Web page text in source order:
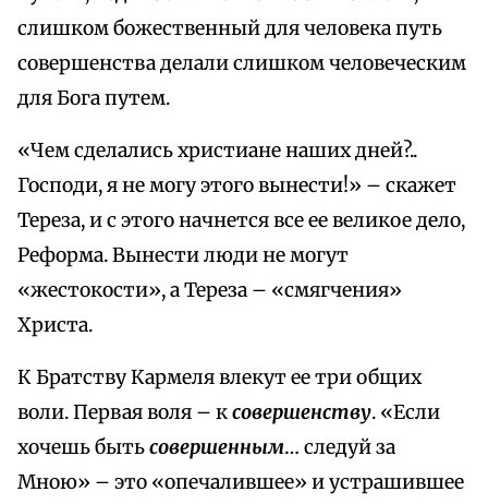
слишком божественный для человека путь
совершенства делали слишком человеческим
для Бога путем.
«Чем сделались христиане наших дней?..
Господи, я не могу этого вынести!» – скажет
Тереза, и с этого начнется все ее великое дело,
Реформа. Вынести люди не могут
«жестокости», а Тереза – «смягчения»
Христа.
К Братству Кармеля влекут ее три общих
воли. Первая воля – ксовершенству. «Если
хочешь бытьсовершенным… следуй за
Мною» – это «опечалившее» и устрашившее